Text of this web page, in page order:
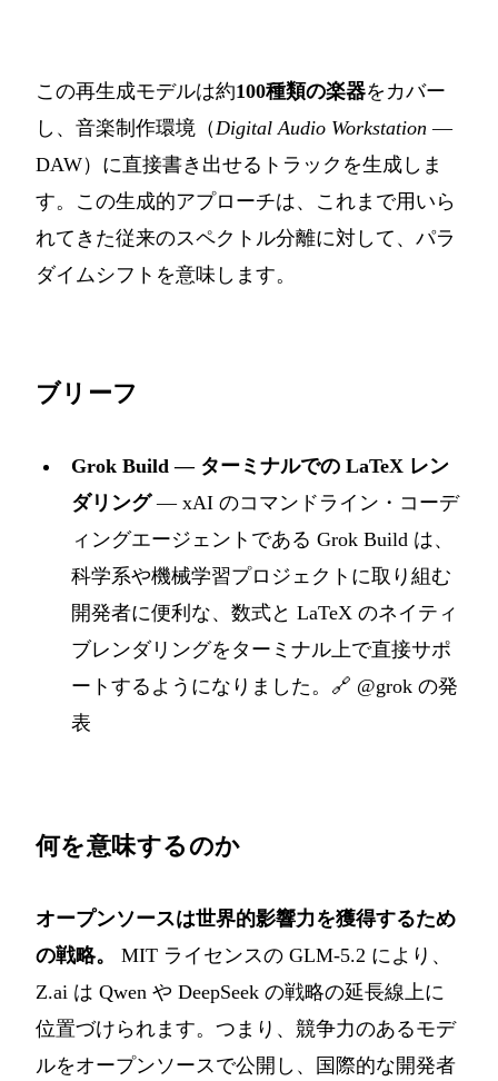
この再生成モデルは約100種類の楽器をカバー
し、音楽制作環境（ Digital Audio Workstation —
DAW）に直接書き出せるトラックを生成しま
す。この生成的アプローチは、これまで用いら
れてきた従来のスペクトル分離に対して、パラ
ダイムシフトを意味します。
ブリーフ
Grok Build — ターミナルでの LaTeX レン
ダリング— xAI のコマンドライン・コーデ
ィングエージェントである Grok Build は、
科学系や機械学習プロジェクトに取り組む
開発者に便利な、数式と LaTeX のネイティ
ブレンダリングをターミナル上で直接サポ
ートするようになりました。🔗 @grok の発
表
何を意味するのか
オープンソースは世界的影響力を獲得するため
の戦略。
MIT ライセンスの GLM-5.2 により、
Z.ai は Qwen や DeepSeek の戦略の延長線上に
位置づけられます。つまり、競争力のあるモデ
ルをオープンソースで公開し、国際的な開発者